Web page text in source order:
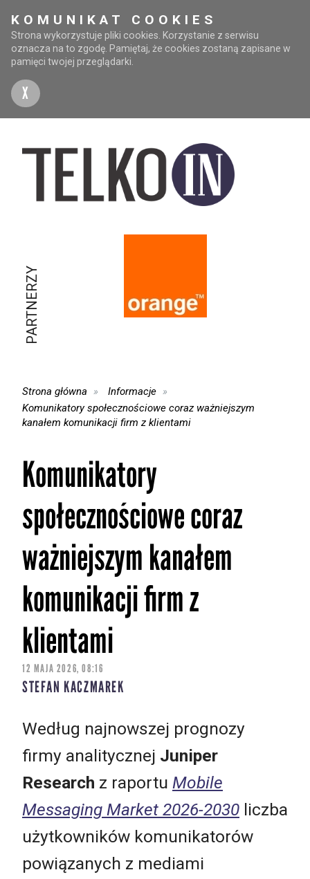
KOMUNIKAT COOKIES
Strona wykorzystuje pliki cookies. Korzystanie z serwisu
oznacza na to zgodę. Pamiętaj, że cookies zostaną zapisane w
pamięci twojej przeglądarki.
X
PARTNERZY
Strona główna
Informacje
Komunikatory społecznościowe coraz ważniejszym
kanałem komunikacji firm z klientami
Komunikatory
społecznościowe coraz
ważniejszym kanałem
komunikacji firm z
klientami
12 MAJA 2026, 08:16
STEFAN KACZMAREK
Według najnowszej prognozy
firmy analitycznej Juniper
Research z raportu Mobile
Messaging Market 2026-2030 liczba
użytkowników komunikatorów
powiązanych z mediami